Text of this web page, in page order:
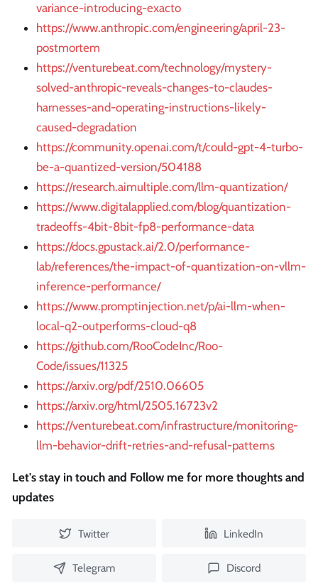
variance-introducing-exacto
https://www.anthropic.com/engineering/april-23-
postmortem
https://venturebeat.com/technology/mystery-
solved-anthropic-reveals-changes-to-claudes-
harnesses-and-operating-instructions-likely-
caused-degradation
https://community.openai.com/t/could-gpt-4-turbo-
be-a-quantized-version/504188
https://research.aimultiple.com/llm-quantization/
https://www.digitalapplied.com/blog/quantization-
tradeoffs-4bit-8bit-fp8-performance-data
https://docs.gpustack.ai/2.0/performance-
lab/references/the-impact-of-quantization-on-vllm-
inference-performance/
https://www.promptinjection.net/p/ai-llm-when-
local-q2-outperforms-cloud-q8
https://github.com/RooCodeInc/Roo-
Code/issues/11325
https://arxiv.org/pdf/2510.06605
https://arxiv.org/html/2505.16723v2
https://venturebeat.com/infrastructure/monitoring-
llm-behavior-drift-retries-and-refusal-patterns
Let's stay in touch and Follow me for more thoughts and
updates
Twitter LinkedIn
Telegram Discord